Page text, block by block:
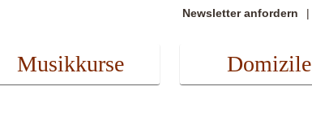
Newsletter anfordern
Musikkurse Domizile